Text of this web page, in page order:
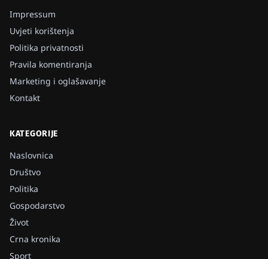
Impressum
Uvjeti korištenja
Politika privatnosti
Pravila komentiranja
Marketing i oglašavanje
Kontakt
KATEGORIJE
Naslovnica
Društvo
Politika
Gospodarstvo
Život
Crna kronika
Sport